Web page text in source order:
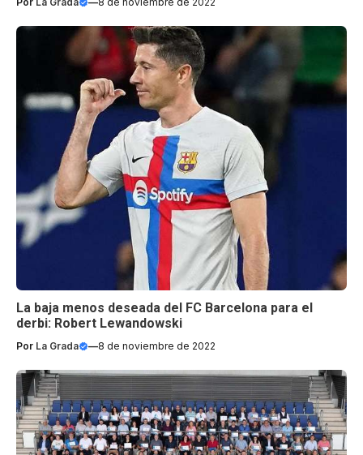
La baja menos deseada del FC Barcelona para el
derbi: Robert Lewandowski
Por La Grada —8 de noviembre de 2022